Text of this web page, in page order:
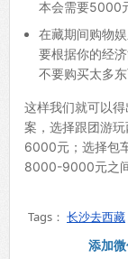
本会需要5000
在藏期间购物
要根据你的经
不要购买太多
这样我们就可以得
案，选择跟团游
6000元；选择包
8000-9000元之间
Tags： 长沙去西藏
添加